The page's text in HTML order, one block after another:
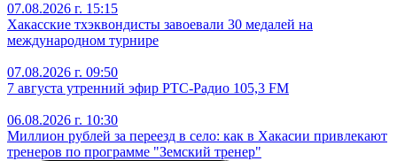
07.08.2026 г. 15:15
Хакасские тхэквондисты завоевали 30 медалей на
международном турнире
07.08.2026 г. 09:50
7 августа утренний эфир РТС-Радио 105,3 FM
06.08.2026 г. 10:30
Миллион рублей за переезд в село: как в Хакасии привлекают
тренеров по программе "Земский тренер"